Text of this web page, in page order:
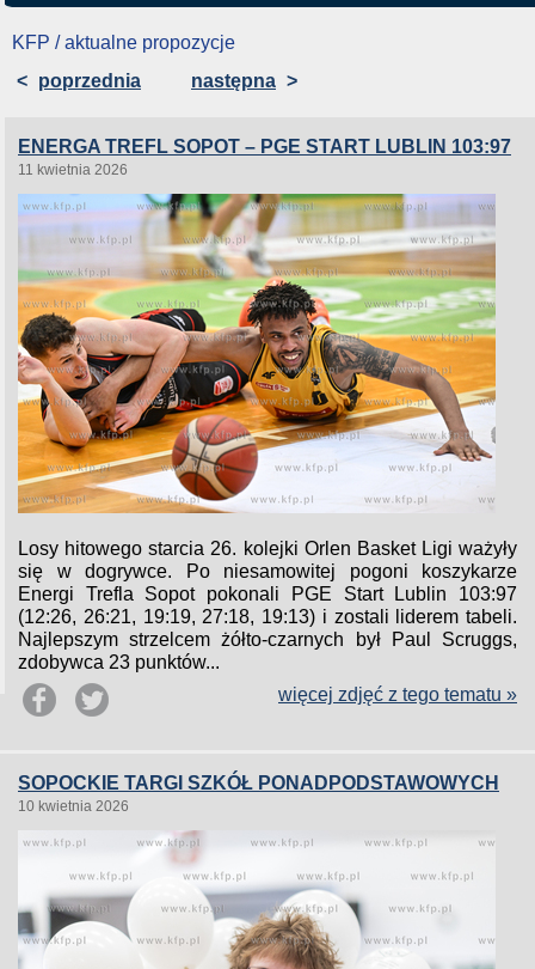
KFP / aktualne propozycje
< poprzednia następna >
ENERGA TREFL SOPOT – PGE START LUBLIN 103:97
11 kwietnia 2026
Losy hitowego starcia 26. kolejki Orlen Basket Ligi ważyły
się w dogrywce. Po niesamowitej pogoni koszykarze
Energi Trefla Sopot pokonali PGE Start Lublin 103:97
(12:26, 26:21, 19:19, 27:18, 19:13) i zostali liderem tabeli.
Najlepszym strzelcem żółto-czarnych był Paul Scruggs,
zdobywca 23 punktów...
więcej zdjęć z tego tematu »
SOPOCKIE TARGI SZKÓŁ PONADPODSTAWOWYCH
10 kwietnia 2026